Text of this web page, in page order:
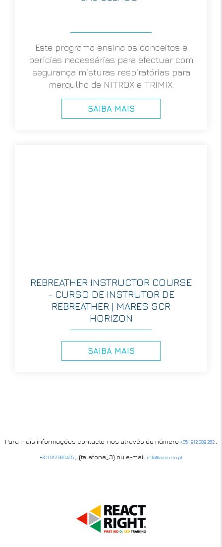
Este programa ensina os conceitos e
perícias necessárias para efectuar com
segurança misturas respiratórias para
mergulho de NITROX e TRIMIX.
SAIBA MAIS
REBREATHER INSTRUCTOR COURSE
- CURSO DE INSTRUTOR DE
REBREATHER | MARES SCR
HORIZON
SAIBA MAIS
Para mais informações contacte-nos através do número +351 912 009 262,
+351 912 009 495, {telefone_3} ou e-mail info@azzurro.pt